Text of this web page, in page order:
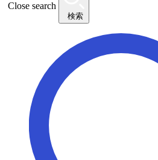
Close search
検索